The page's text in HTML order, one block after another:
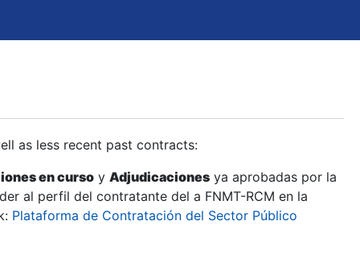
as less recent past contracts:
en curso y Adjudicaciones ya aprobadas por la
al perfil del contratante del a FNMT-RCM en la
Plataforma de Contratación del Sector Público